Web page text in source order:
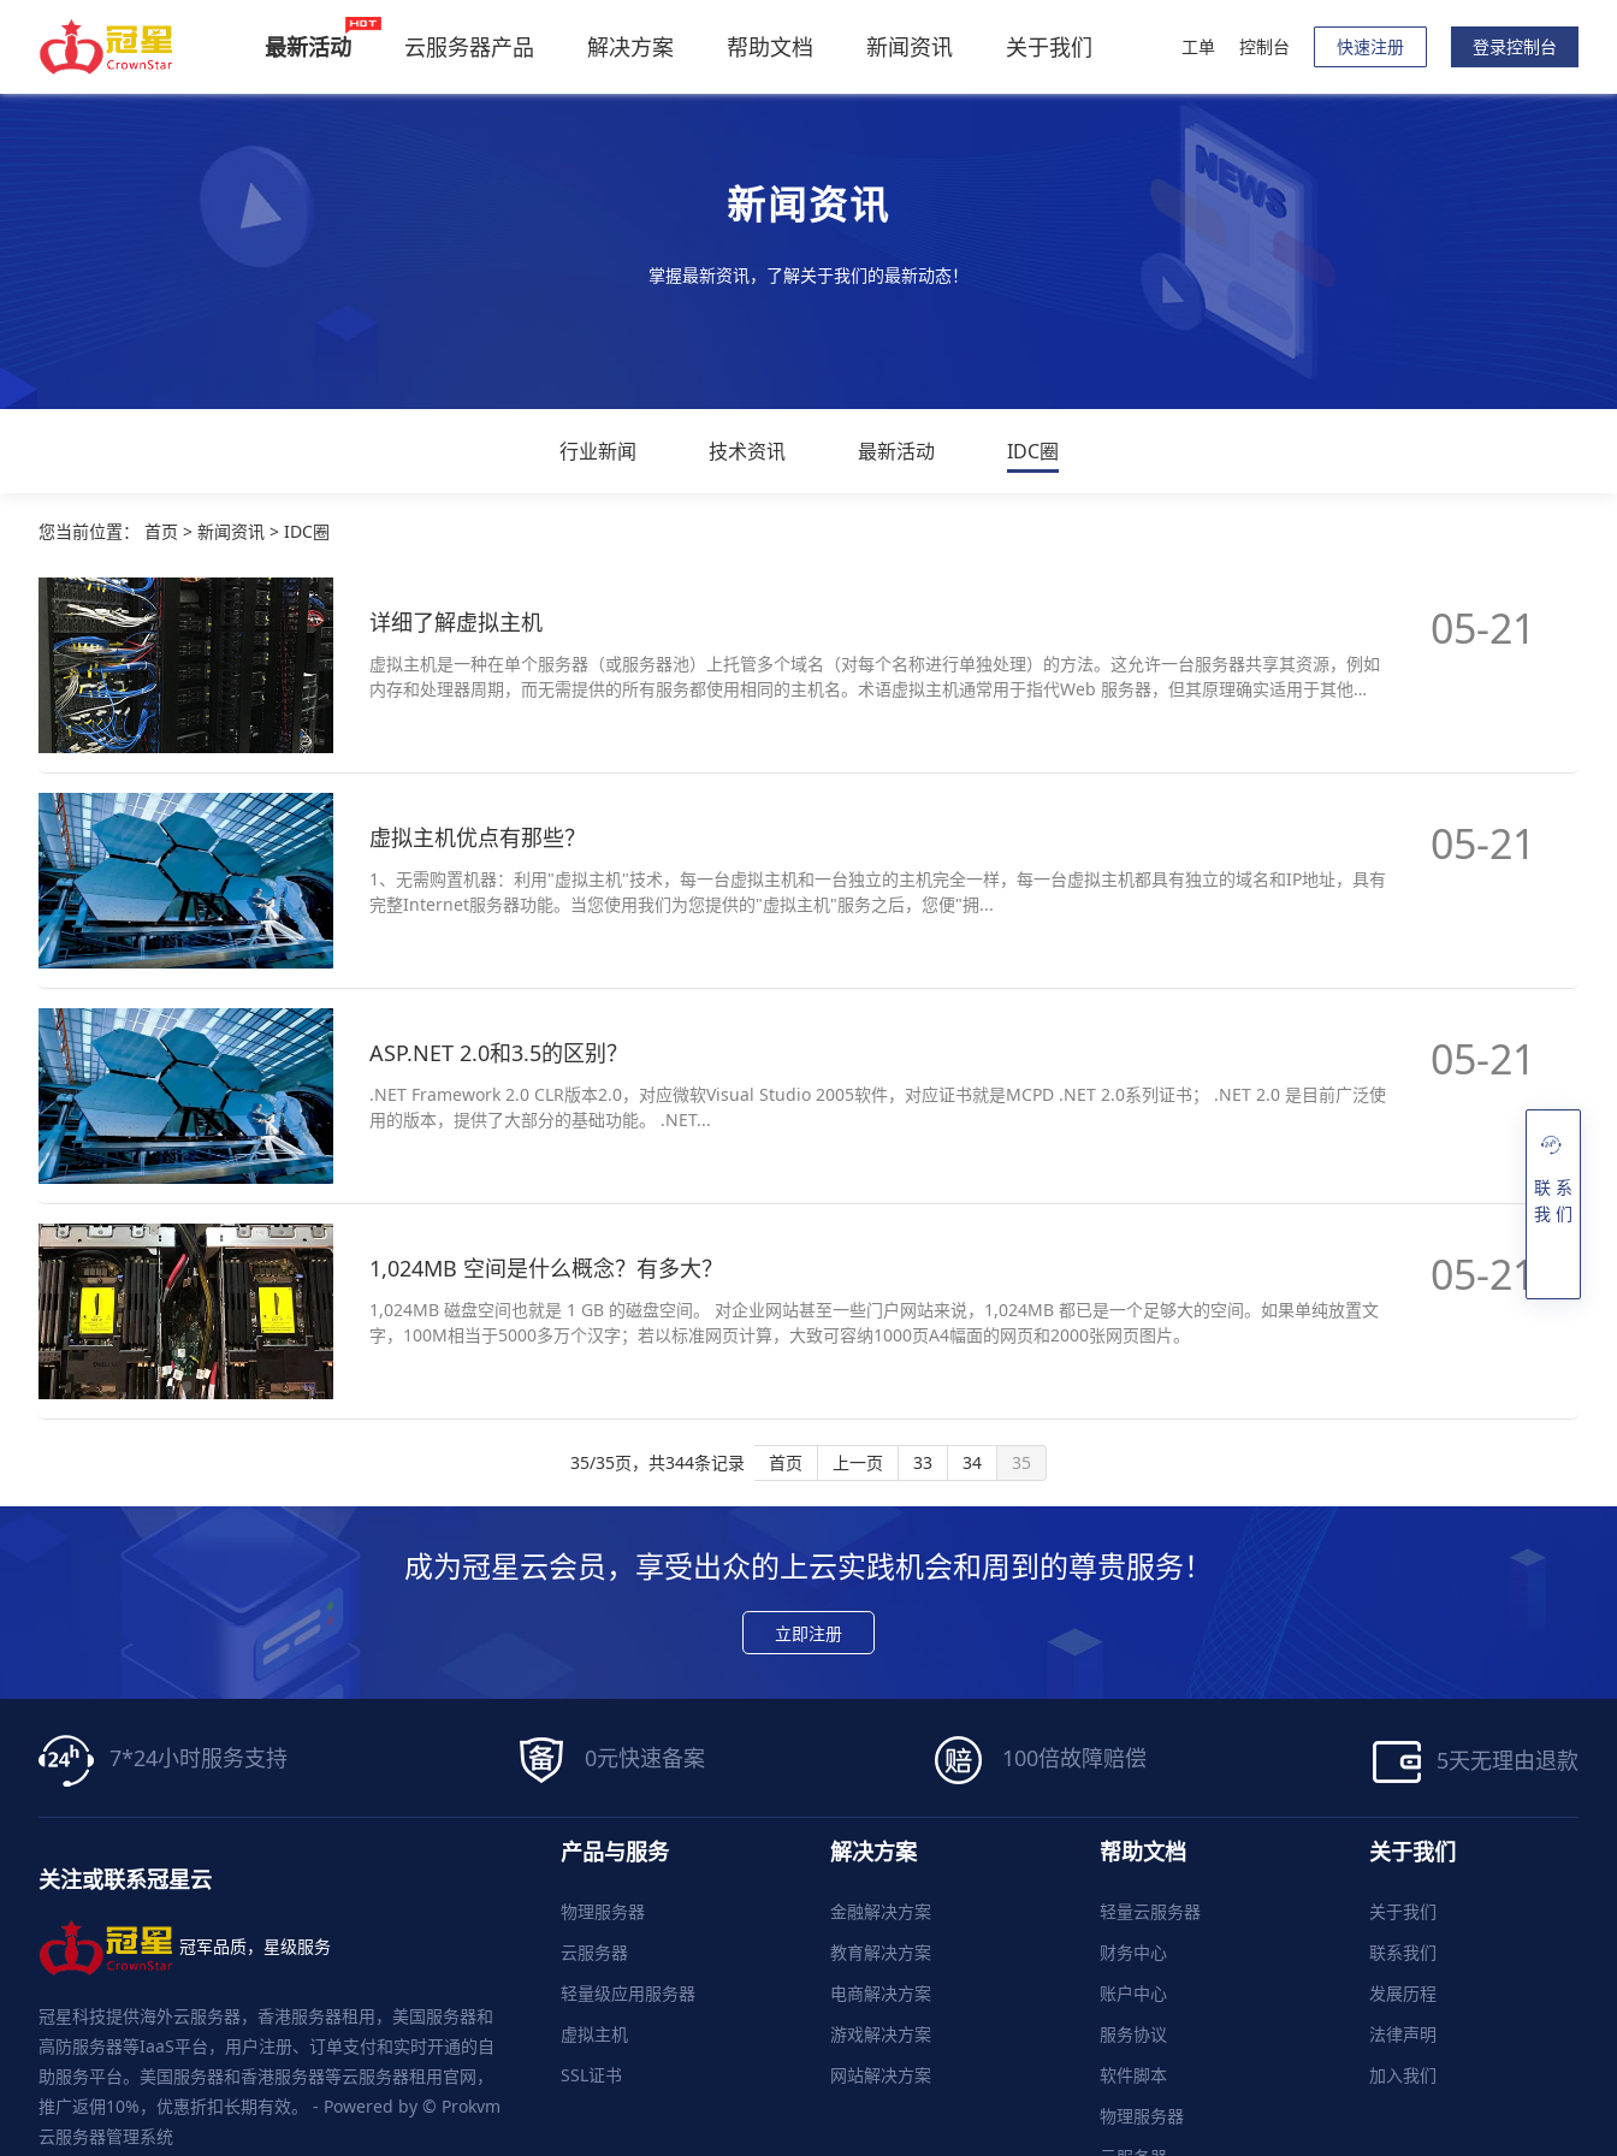
最新活动 云服务器产品 解决方案 帮助文档 新闻资讯 关于我们 工单 控制台 快速注册 登录控制台
新闻资讯
掌握最新资讯，了解关于我们的最新动态！
行业新闻 技术资讯 最新活动 IDC圈
您当前位置： 首页 > 新闻资讯 > IDC圈
详细了解虚拟主机
虚拟主机是一种在单个服务器（或服务器池）上托管多个域名（对每个名称进行单独处理）的方法。这允许一台服务器共享其资源，例如
内存和处理器周期，而无需提供的所有服务都使用相同的主机名。术语虚拟主机通常用于指代Web 服务器，但其原理确实适用于其他
05-21
虚拟主机优点有那些？
1、无需购置机器：利用"虚拟主机"技术，每一台虚拟主机和一台独立的主机完全一样，每一台虚拟主机都具有独立的域名和IP地址，具有
完整Internet服务器功能。当您使用我们为您提供的"虚拟主机"服务之后，您便"拥...
05-21
ASP.NET 2.0和3.5的区别？
.NET Framework 2.0 CLR版本2.0，对应微软Visual Studio 2005软件，对应证书就是MCPD .NET 2.0系列证书； .NET 2.0 是目前广泛使
用的版本，提供了大部分的基础功能。 .NET...
05-21
1,024MB 空间是什么概念？有多大？
1,024MB 磁盘空间也就是 1 GB 的磁盘空间。 对企业网站甚至一些门户网站来说，1,024MB 都已是一个足够大的空间。如果单纯放置文
字，100M相当于5000多万个汉字；若以标准网页计算，大致可容纳1000页A4幅面的网页和2000张网页图片。
05-21
35/35页，共344条记录 33 34 35
成为冠星云会员，享受出众的上云实践机会和周到的尊贵服务！
立即注册
7*24小时服务支持 0元快速备案 100倍故障赔偿 5天无理由退款
关注或联系冠星云
冠军品质，星级服务
冠星科技提供海外云服务器，香港服务器租用，美国服务器和
高防服务器等IaaS平台，用户注册、订单支付和实时开通的自
助服务平台。美国服务器和香港服务器等云服务器租用官网，
推广返佣10%，优惠折扣长期有效。 - Powered by © Prokvm
云服务器管理系统
产品与服务
物理服务器
云服务器
轻量级应用服务器
虚拟主机
SSL证书
解决方案
金融解决方案
教育解决方案
电商解决方案
游戏解决方案
网站解决方案
帮助文档
轻量云服务器
财务中心
账户中心
服务协议
软件脚本
物理服务器
关于我们
关于我们
联系我们
发展历程
法律声明
加入我们
联 系
我 们